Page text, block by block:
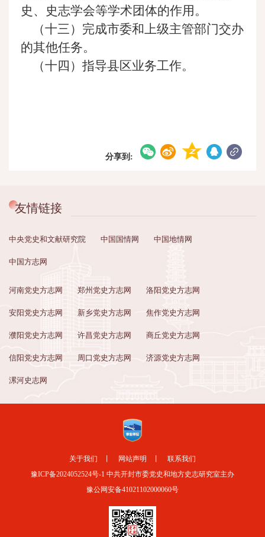
史、史志学会等学术团体的作用。
（十三）完成市委和上级主管部门交办
的其他任务。
（十四）指导县区业务工作。
分享到:
友情链接
中央党史和文献研究院 中国国情网 中国地情网
中国方志网
河南党史方志网 郑州党史方志网 洛阳党史方志网
安阳党史方志网 新乡党史方志网 焦作党史方志网
濮阳党史方志网 许昌党史方志网 商丘党史方志网
信阳党史方志网 周口党史方志网 济源党史方志网
漯河史志网
关于我们 网站声明
联系我们
豫ICP备2024052524号-1 中共开封市委党史和地方史志研究室主办
豫公网安备41021102000060号